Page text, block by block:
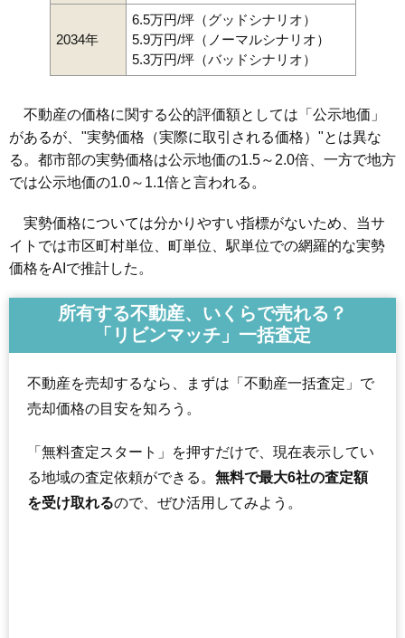
2034年
6.5万円/坪（グッドシナリオ）
5.9万円/坪（ノーマルシナリオ）
5.3万円/坪（バッドシナリオ）
不動産の価格に関する公的評価額としては「公示地価」
があるが、"実勢価格（実際に取引される価格）"とは異な
る。都市部の実勢価格は公示地価の1.5～2.0倍、一方で地方
では公示地価の1.0～1.1倍と言われる。
実勢価格については分かりやすい指標がないため、当サ
イトでは市区町村単位、町単位、駅単位での網羅的な実勢
価格をAIで推計した。
所有する不動産、いくらで売れる？
「リビンマッチ」一括査定
不動産を売却するなら、まずは「不動産一括査定」で
売却価格の目安を知ろう。
「無料査定スタート」を押すだけで、現在表示してい
る地域の査定依頼ができる。 無料で最大6社の査定額
を受け取れるので、ぜひ活用してみよう。